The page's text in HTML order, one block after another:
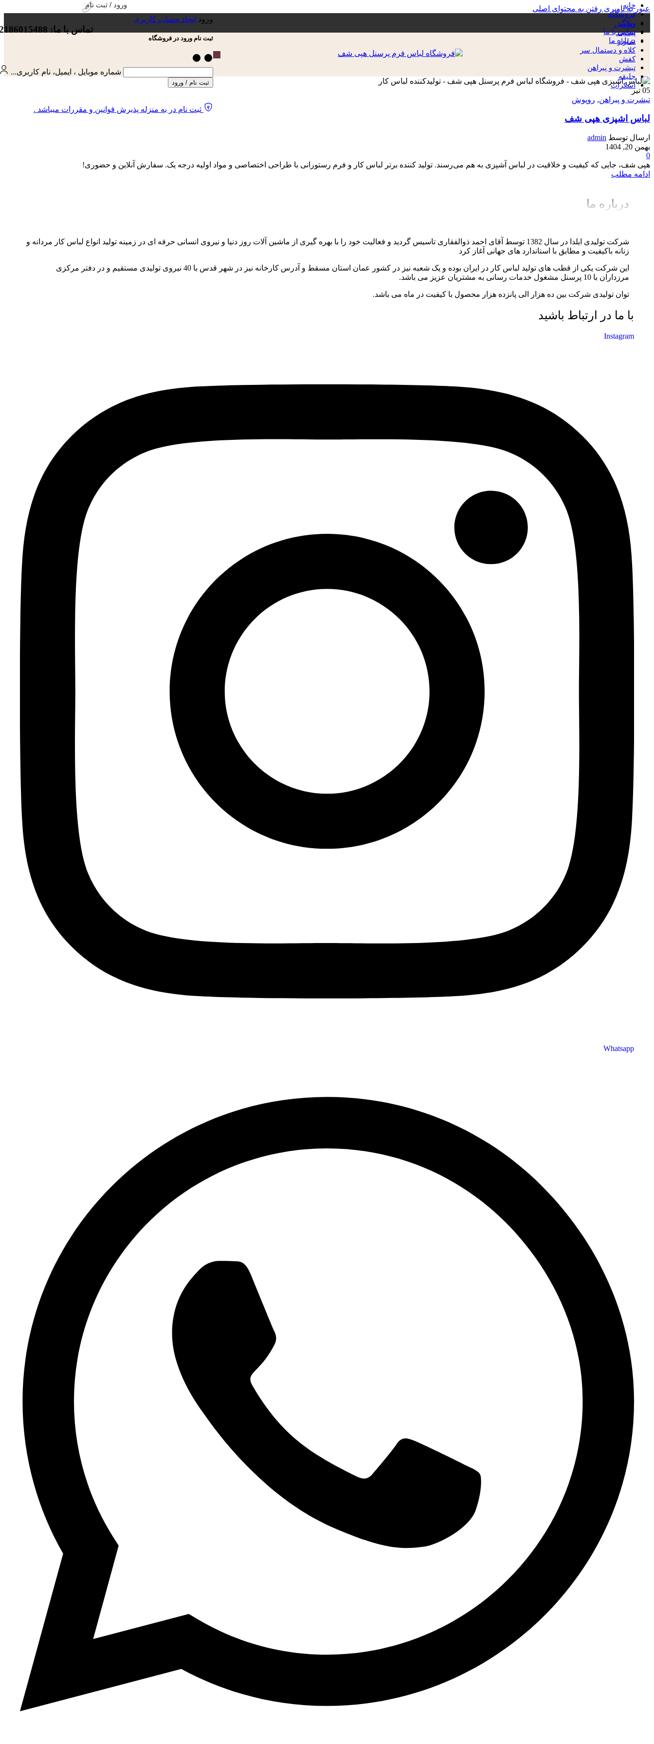
عبور به ناوبری رفتن به محتوای اصلی
خانه
فروشگاه
وبلاگ
تماس با ما
درباره ما
تماس با ما: 02186015488
روپوش
پیشبند
شلوار
کلاه و دستمال سر
کفش
تیشرت و پیراهن
جلیقه
اسکراپ
ورود / ثبت نام
ورود
ایجاد حساب کاربری
ثبت نام ورود در فروشگاه
شماره موبایل ، ایمیل، نام کاربری...
ثبت نام / ورود
ثبت نام در به منزله پذیرش قوانین و مقررات میباشد .
05 تیر
تیشرت و پیراهن, روپوش
لباس اشپزی هپی شف
ارسال توسط admin
بهمن 20, 1404
0
هپی شف، جایی که کیفیت و خلاقیت در لباس آشپزی به هم می‌رسند. تولید کننده برتر لباس کار و فرم رستورانی با طراحی اختصاصی و مواد اولیه درجه یک. سفارش آنلاین و حضوری!
ادامه مطلب
درباره ما
شرکت تولیدی ایلدا در سال 1382 توسط آقای احمد ذوالفقاری تاسیس گردید و فعالیت خود را با بهره گیری از ماشین آلات روز دنیا و نیروی انسانی حرفه ای در زمینه تولید انواع لباس کار مردانه و
زنانه باکیفیت و مطابق با استاندارد های جهانی آغاز کرد
این شرکت یکی از قطب های تولید لباس کار در ایران بوده و یک شعبه نیز در کشور عمان استان مسقط و آدرس کارخانه نیز در شهر قدس با 40 نیروی تولیدی مستقیم و در دفتر مرکزی
مرزداران با 10 پرسنل مشغول خدمات رسانی به مشتریان عزیز می باشد.
توان تولیدی شرکت بین ده هزار الی پانزده هزار محصول با کیفیت در ماه می باشد.
با ما در ارتباط باشید
Instagram
Whatsapp